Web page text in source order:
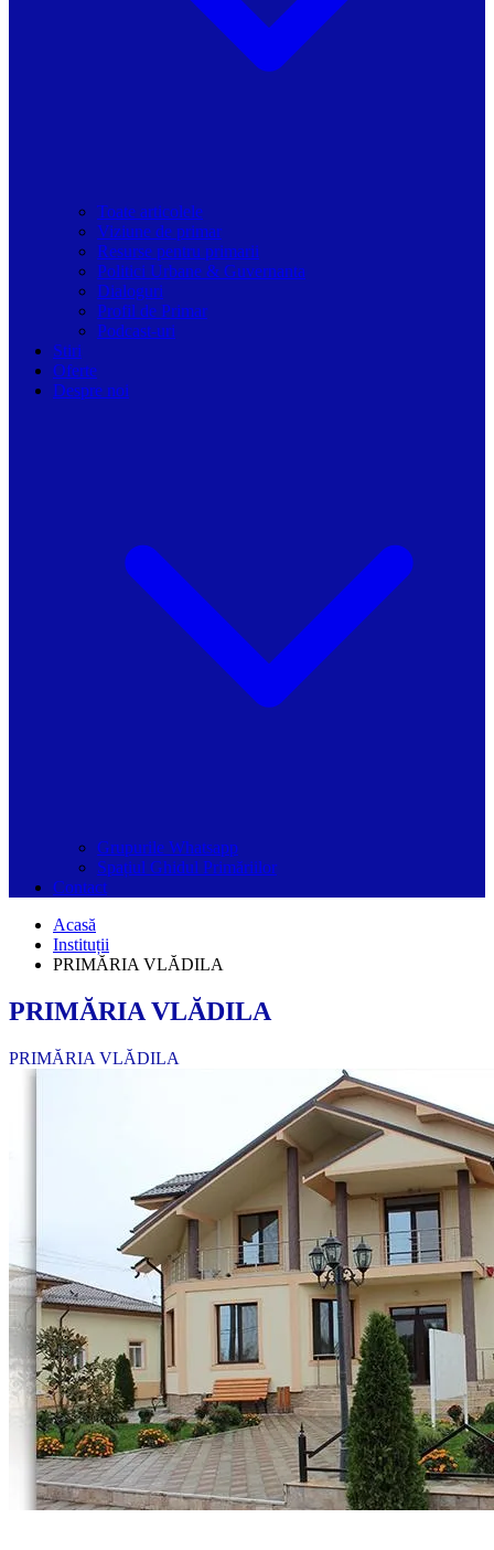
Toate articolele
Viziune de primar
Resurse pentru primarii
Politici Urbane & Guvernanta
Dialoguri
Profil de Primar
Podcast-uri
Stiri
Oferte
Despre noi
Grupurile Whatsapp
Spațiul Ghidul Primăriilor
Contact
Acasă
Instituții
PRIMĂRIA VLĂDILA
PRIMĂRIA VLĂDILA
PRIMĂRIA VLĂDILA